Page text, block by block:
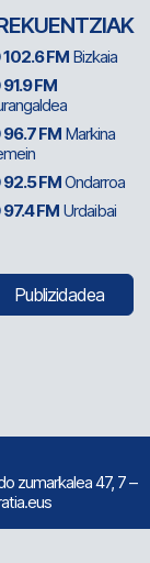
102.6 FM Bizkaia
91.9 FM
96.7 FM Markina
92.5 FMOndarroa
97.4 FM Urdaibai
Publizidadea
zumarkalea 47, 7 –